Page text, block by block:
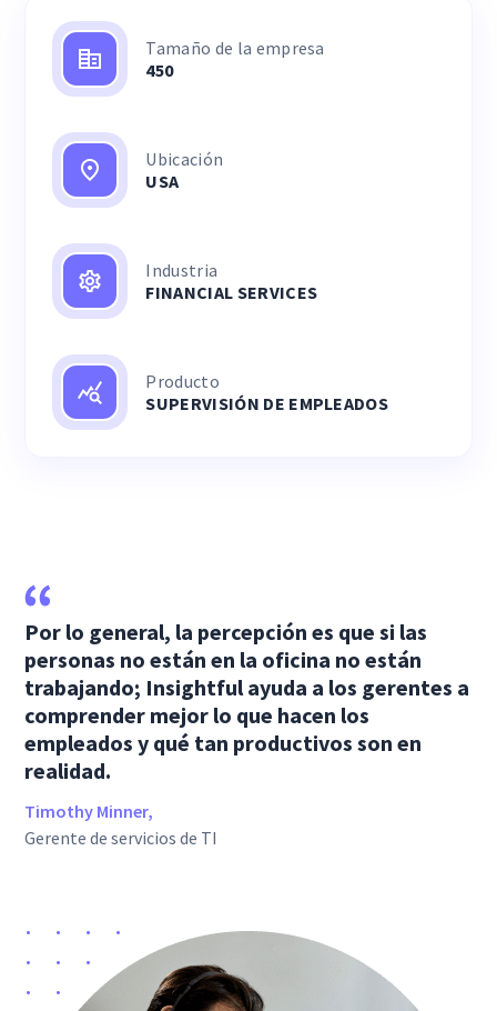
Tamaño de la empresa
450
Ubicación
USA
Industria
FINANCIAL SERVICES
Producto
SUPERVISIÓN DE EMPLEADOS
Por lo general, la percepción es que si las
personas no están en la oficina no están
trabajando; Insightful ayuda a los gerentes a
comprender mejor lo que hacen los
empleados y qué tan productivos son en
realidad.
Timothy Minner,
Gerente de servicios de TI